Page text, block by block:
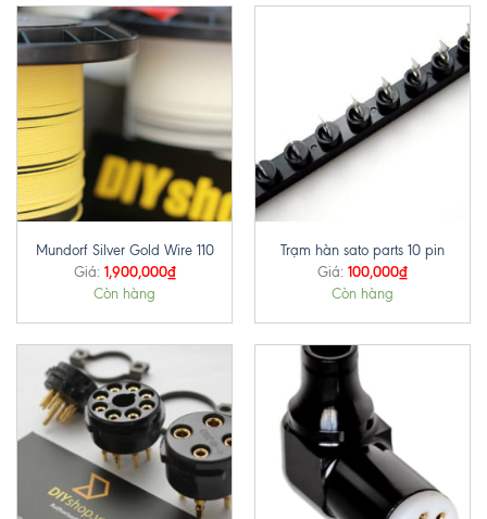
Mundorf Silver Gold Wire 110
Giá: 1,900,000₫
Còn hàng
Trạm hàn sato parts 10 pin
Giá: 100,000₫
Còn hàng